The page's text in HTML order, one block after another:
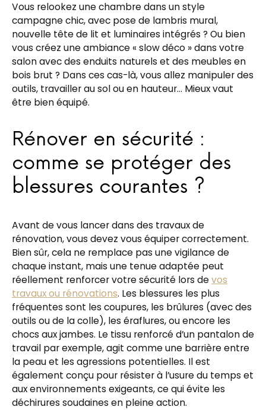
Vous relookez une chambre dans un style
campagne chic, avec pose de lambris mural,
nouvelle tête de lit et luminaires intégrés ? Ou bien
vous créez une ambiance « slow déco » dans votre
salon avec des enduits naturels et des meubles en
bois brut ? Dans ces cas-là, vous allez manipuler des
outils, travailler au sol ou en hauteur… Mieux vaut
être bien équipé.
Rénover en sécurité :
comme se protéger des
blessures courantes ?
Avant de vous lancer dans des travaux de
rénovation, vous devez vous équiper correctement.
Bien sûr, cela ne remplace pas une vigilance de
chaque instant, mais une tenue adaptée peut
réellement renforcer votre sécurité lors devos
travaux ou rénovations. Les blessures les plus
fréquentes sont les coupures, les brûlures (avec des
outils ou de la colle), les éraflures, ou encore les
chocs aux jambes. Le tissu renforcé d’un pantalon de
travail par exemple, agit comme une barrière entre
la peau et les agressions potentielles. Il est
également conçu pour résister à l’usure du temps et
aux environnements exigeants, ce qui évite les
déchirures soudaines en pleine action.